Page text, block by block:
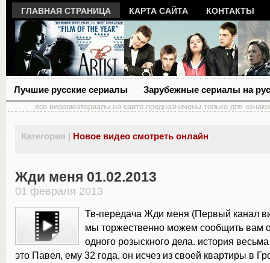
ГЛАВНАЯ СТРАНИЦА КАРТА САЙТА КОНТАКТЫ
Лучшие русские сериалы Зарубежные сериалы на
Категория | Новое видео смотреть онлайн
Жди меня 01.02.2013
01 февраля 2013
Тв-передача Жди меня (Первый канал
мы торжественно можем сообщить вам
одного розыскного дела. история
это Павел, ему 32 года, он исчез из своей квартиры в